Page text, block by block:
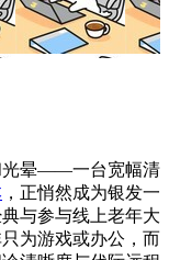
光晕——一台宽幅清
，正悄然成为银发一
与参与线上老年大
为游戏或办公，而